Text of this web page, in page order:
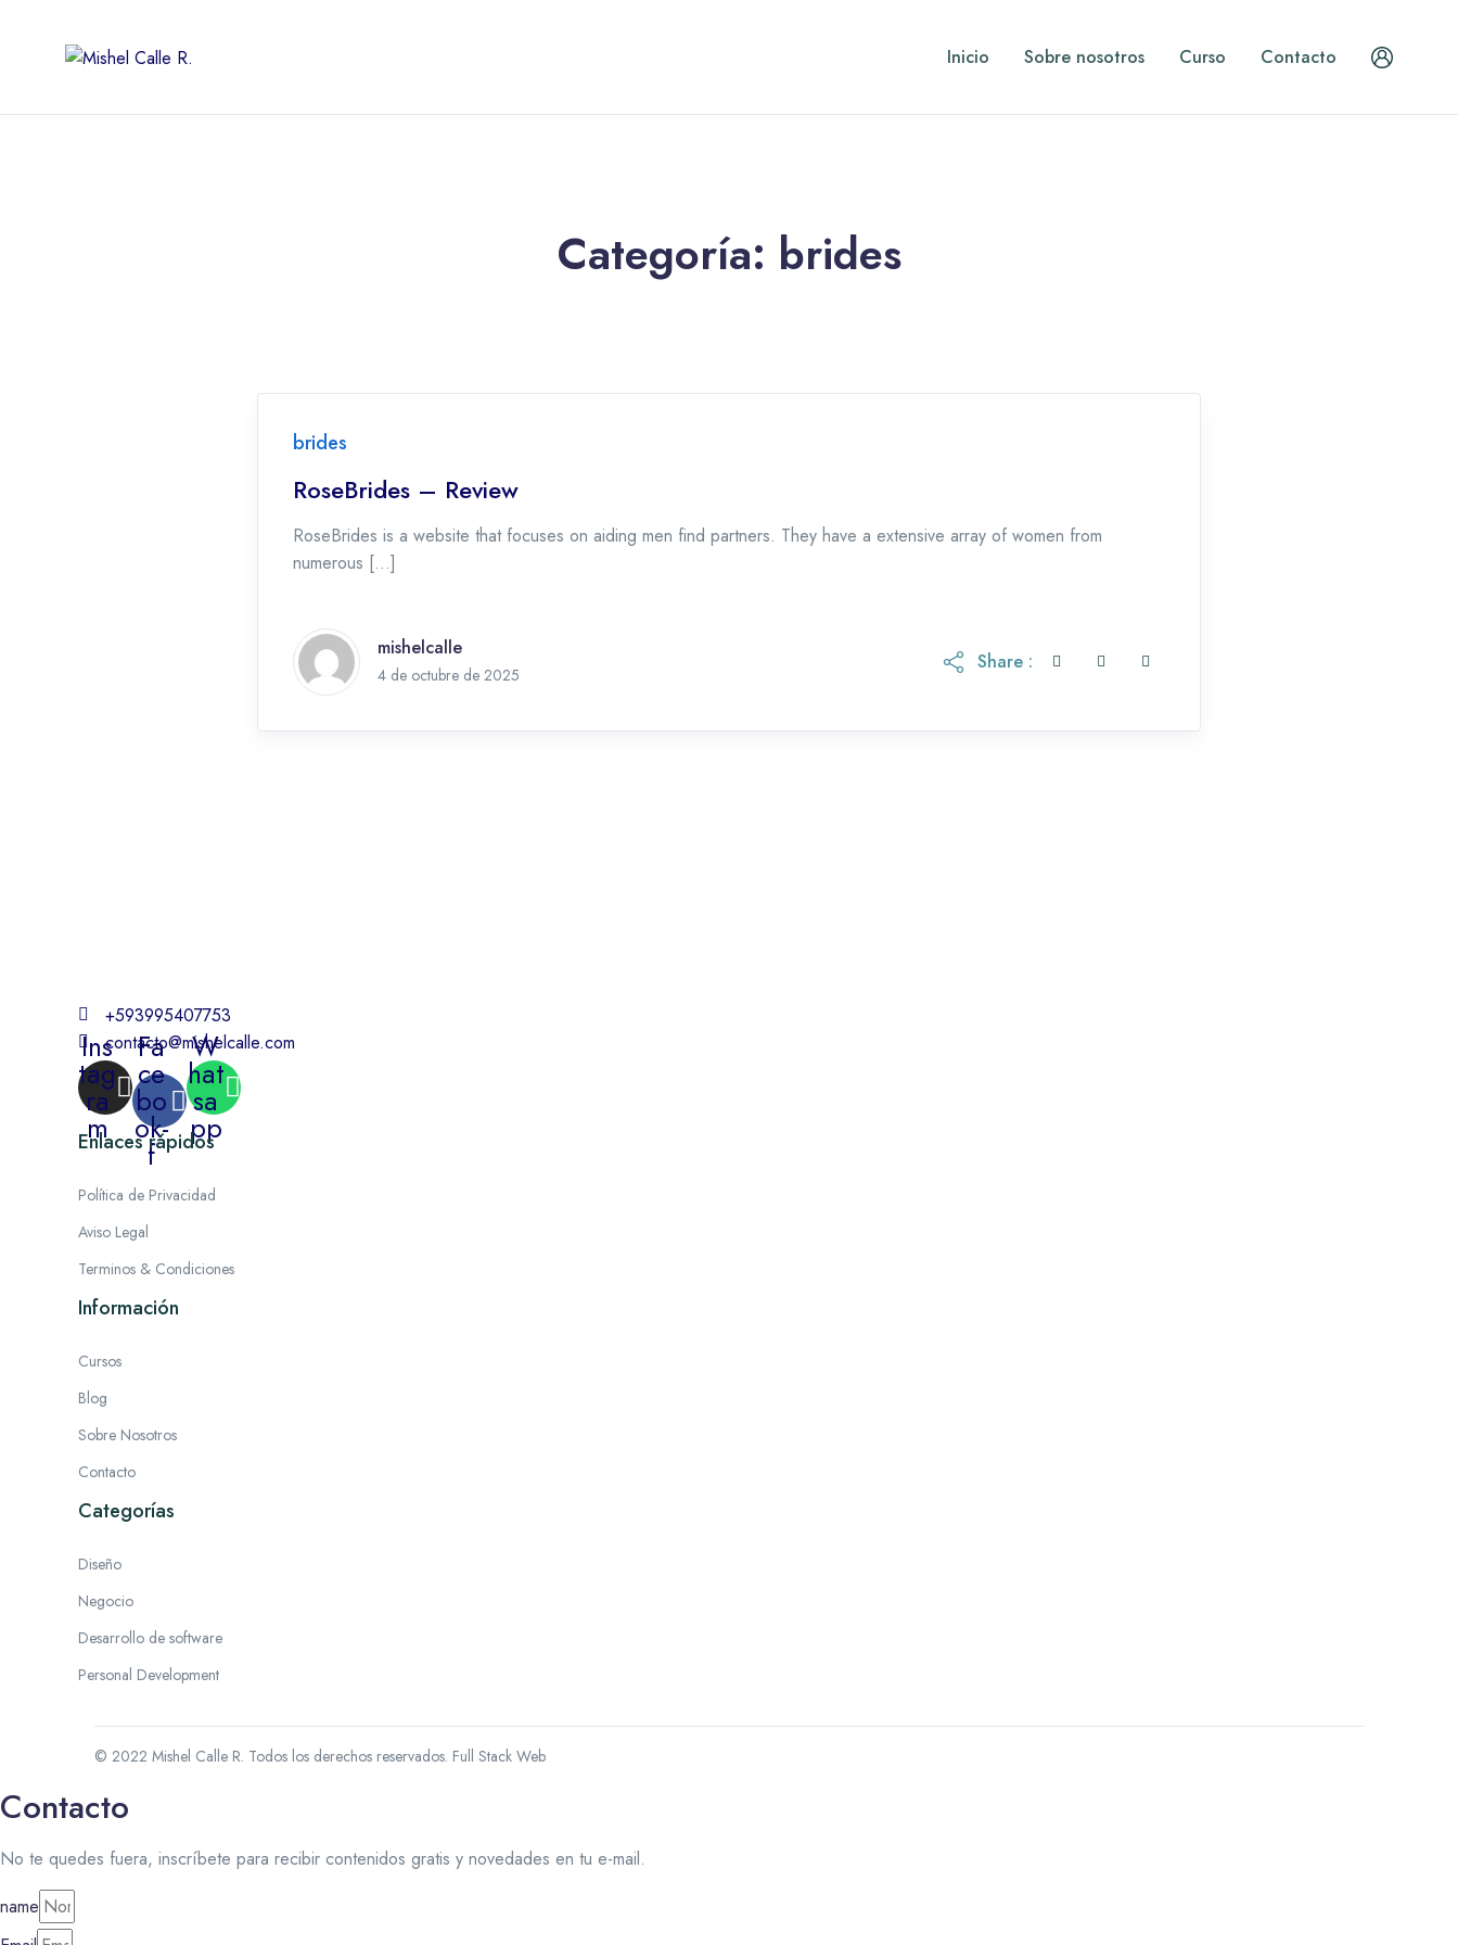
Inicio Sobre nosotros Curso Contacto
Categoría: brides
brides
RoseBrides – Review
RoseBrides is a website that focuses on aiding men find partners. They have a extensive array of women from
numerous […]
mishelcalle
4 de octubre de 2025
Share :
+593995407753
contacto@mishelcalle.com
Ins
tag
ra
m
Fa
ce
bo
ok-
f
W
hat
sa
pp
Enlaces rápidos
Política de Privacidad
Aviso Legal
Terminos & Condiciones
Información
Cursos
Blog
Sobre Nosotros
Contacto
Categorías
Diseño
Negocio
Desarrollo de software
Personal Development
© 2022 Mishel Calle R. Todos los derechos reservados. Full Stack Web
Contacto
No te quedes fuera, inscríbete para recibir contenidos gratis y novedades en tu e-mail.
name